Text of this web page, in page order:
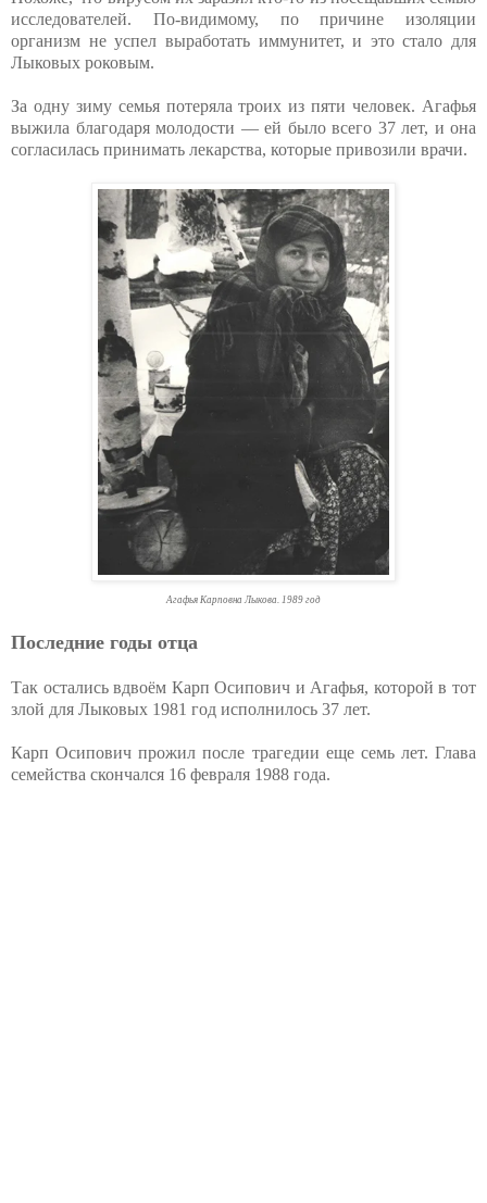
исследователей. По-видимому, по причине изоляции
организм не успел выработать иммунитет, и это стало для
Лыковых роковым.
За одну зиму семья потеряла троих из пяти человек. Агафья
выжила благодаря молодости — ей было всего 37 лет, и она
согласилась принимать лекарства, которые привозили врачи.
Агафья Карповна Лыкова. 1989 год
Последние годы отца
Так остались вдвоём Карп Осипович и Агафья, которой в тот
злой для Лыковых 1981 год исполнилось 37 лет.
Карп Осипович прожил после трагедии еще семь лет. Глава
семейства скончался 16 февраля 1988 года.